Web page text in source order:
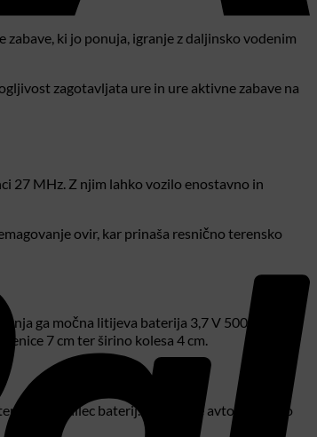
ki jo ponuja, igranje z daljinsko vodenim
zagotavljata ure in ure aktivne zabave na
27 MHz. Z njim lahko vozilo enostavno in
ovir, kar prinaša resnično terensko
ga močna litijeva baterija 3,7 V 500 mAh,
7 cm ter širino kolesa 4 cm.
in polnilec baterij. Dimenzije avtomobila so